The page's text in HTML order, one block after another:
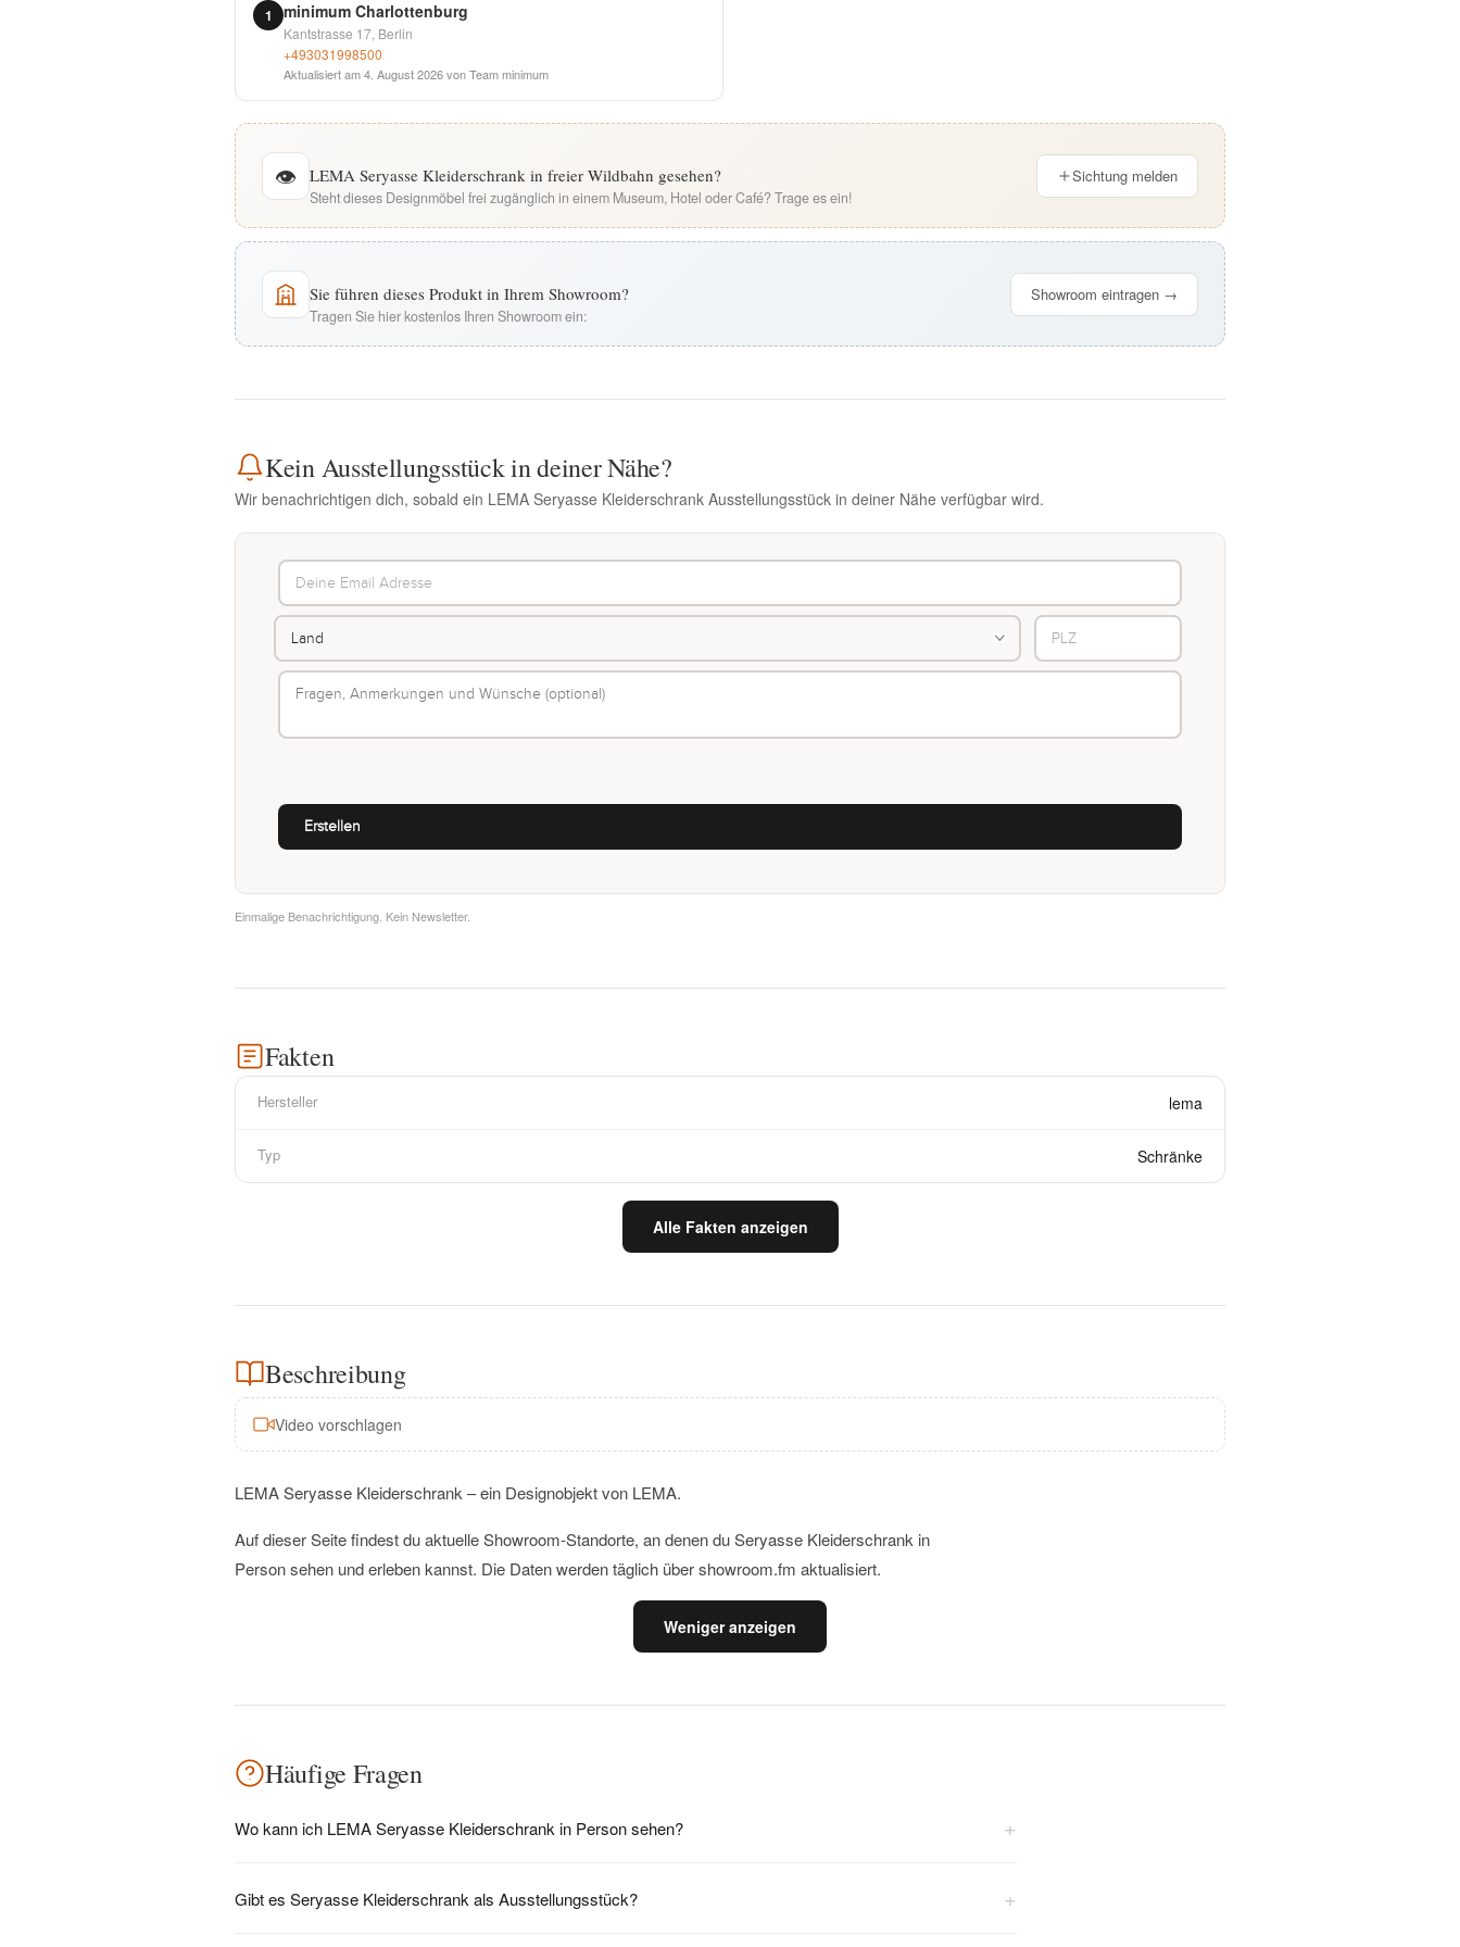
1 minimum Charlottenburg
Kantstrasse 17, Berlin
+493031998500
Aktualisiert am4. August 2026von Team minimum
👁 LEMA Seryasse Kleiderschrank in freier Wildbahn gesehen?
Steht dieses Designmöbel frei zugänglich in einem Museum, Hotel oder Café? Trage es ein!
Sichtung melden
Sie führen dieses Produkt in Ihrem Showroom?
Tragen Sie hier kostenlos Ihren Showroom ein:
Showroom eintragen →
Kein Ausstellungsstück in deiner Nähe?
Wir benachrichtigen dich, sobald ein LEMA Seryasse Kleiderschrank Ausstellungsstück in deiner Nähe verfügbar wird.
Einmalige Benachrichtigung. Kein Newsletter.
Fakten
Hersteller lema
Typ Schränke
Alle Fakten anzeigen
Beschreibung
Video vorschlagen
LEMA Seryasse Kleiderschrank – ein Designobjekt von LEMA.
Auf dieser Seite findest du aktuelle Showroom-Standorte, an denen du Seryasse Kleiderschrank in
Person sehen und erleben kannst. Die Daten werden täglich über showroom.fm aktualisiert.
Weniger anzeigen
Häufige Fragen
Wo kann ich LEMA Seryasse Kleiderschrank in Person sehen? +
Gibt es Seryasse Kleiderschrank als Ausstellungsstück? +